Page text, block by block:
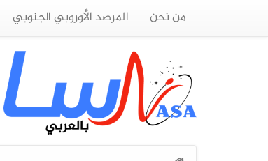
من نحن المرصد الأوروبي الجنوبي